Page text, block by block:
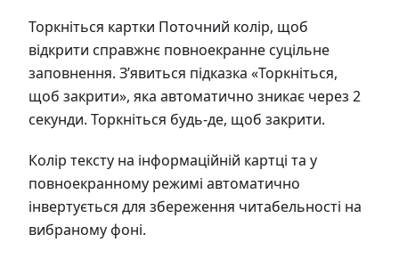
Торкніться картки Поточний колір, щоб
відкрити справжнє повноекранне суцільне
заповнення. З’явиться підказка «Торкніться,
щоб закрити», яка автоматично зникає через 2
секунди. Торкніться будь-де, щоб закрити.
Колір тексту на інформаційній картці та у
повноекранному режимі автоматично
інвертується для збереження читабельності на
вибраному фоні.